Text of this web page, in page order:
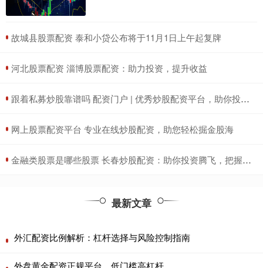
​故城县股票配资 泰和小贷公布将于11月1日上午起复牌
​河北股票配资 淄博股票配资：助力投资，提升收益
​跟着私募炒股靠谱吗 配资门户 | 优秀炒股配资平台，助你投资更轻松
​网上股票配资平台 专业在线炒股配资，助您轻松掘金股海
​金融类股票是哪些股票 长春炒股配资：助你投资腾飞，把握财富机遇
最新文章
外汇配资比例解析：杠杆选择与风险控制指南
外盘黄金配资正规平台，低门槛高杠杆